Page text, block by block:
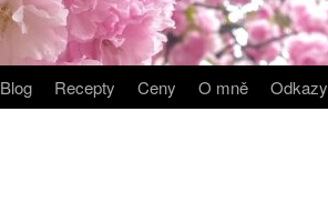
Blog Recepty Ceny O mně Odkazy